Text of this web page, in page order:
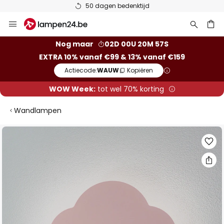
50 dagen bedenktijd
naar
Nog maar
02D 00U 20M 57S
EXTRA 10% vanaf €99 & 13% vanaf €159
Actiecode:WAUW Kopiëren
WOW Week:tot wel 70% korting
Wandlampen
Ga